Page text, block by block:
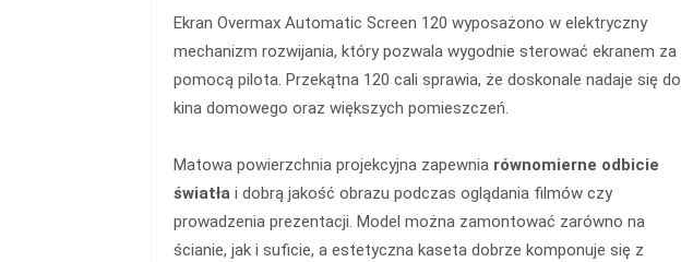
Ekran Overmax Automatic Screen 120 wyposażono w elektryczny
mechanizm rozwijania, który pozwala wygodnie sterować ekranem za
pomocą pilota. Przekątna 120 cali sprawia, że doskonale nadaje się do
kina domowego oraz większych pomieszczeń.
Matowa powierzchnia projekcyjna zapewnia równomierne odbicie
światła i dobrą jakość obrazu podczas oglądania filmów czy
prowadzenia prezentacji. Model można zamontować zarówno na
ścianie, jak i suficie, a estetyczna kaseta dobrze komponuje się z